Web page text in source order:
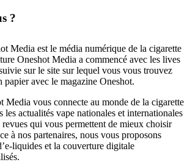
?
Media est le média numérique de la cigarette
Oneshot Media a commencé avec les lives
sur le site sur lequel vous vous trouvez
papier avec le magazine Oneshot.
Media vous connecte au monde de la cigarette
les actualités vape nationales et internationales
revues qui vous permettent de mieux choisir
à nos partenaires, nous vous proposons
liquides et la couverture digitale